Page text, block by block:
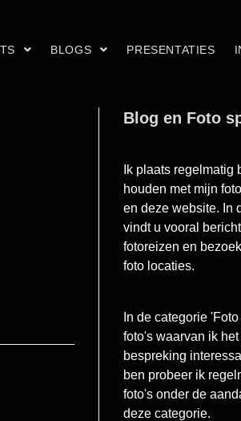
BLOGS PRESENTATIES
Blog en Foto
Ik plaats regelmatig
houden met mijn
en deze website. In
vindt u vooral
fotoreizen en
foto locaties.
In de categorie
foto's waarvan ik
bespreking
ben probeer ik
foto's onder de
deze categorie.